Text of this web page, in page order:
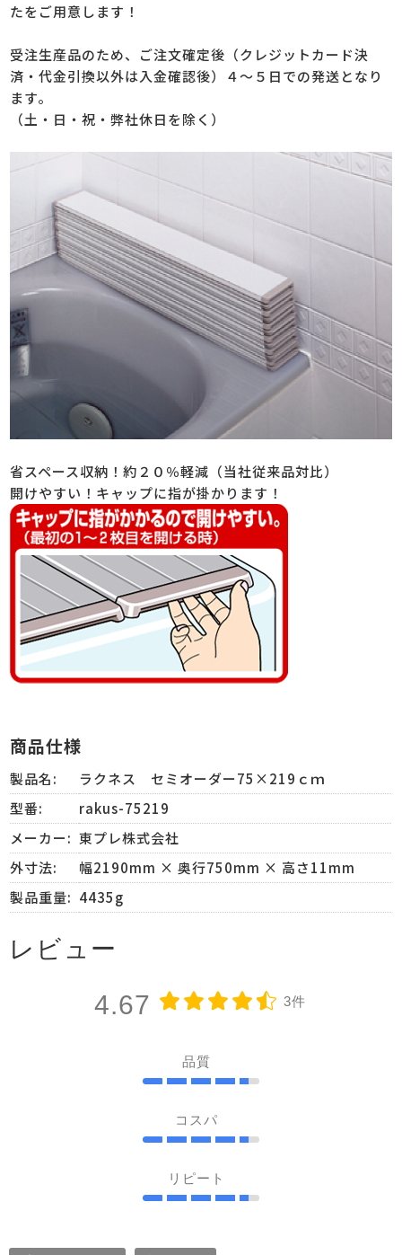
たをご用意します！
受注生産品のため、ご注文確定後（クレジットカード決
済・代金引換以外は入金確認後）４～５日での発送となり
ます。
（土・日・祝・弊社休日を除く）
省スペース収納！約２０％軽減（当社従来品対比）
開けやすい！キャップに指が掛かります！
商品仕様
製品名:
ラクネス セミオーダー75×219ｃｍ
型番:
rakus-75219
メーカー: 東プレ株式会社
外寸法:
幅2190mm × 奥行750mm × 高さ11mm
製品重量: 4435g
レビュー
4.67 3件
品質
コスパ
リピート